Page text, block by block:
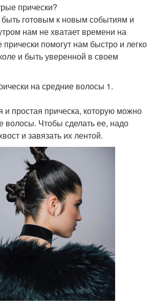
прически?
готовым к новым событиям и
нам не хватает времени на
помогут нам быстро и легко
и быть уверенной в своем
на средние волосы 1.
и простая прическа, которую можно
волосы. Чтобы сделать ее, надо
и завязать их лентой.